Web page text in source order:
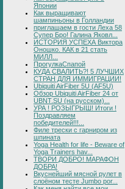
Японии
Как выращивают
шампиньоны в Голландии
приглашаем в гости Леха 58
Супер Бро! Галина Яковл...
ИСТОРИЯ УСПЕХА Виктора
Оношко. КАК в 21 стать
МИЛЛ...
ПрогулкаСпапой
КУДА СВАЛИТЬ?! 5 ЛУЧШИХ
СТРАН ДЛЯ ИММИГРАЦИИ!
Ubiquiti AirFiber 5U (AF5U)
Обзор Ubiquiti AirFiber 24 от
UBNT.SU (на русском)...
УРА ! РОЗЫГРЫШ! Итоги !
Поздравляем
победителей!!!...
Филе трески с гарниром из
шпината
Yoga Health for life - Beware of
Yoga Trainers hav...
ТВОРИ ДОБРО! МАРАФОН
ДОБРА!
Вкуснейший мясной рулет в
слоёном тесте Jumbo por...